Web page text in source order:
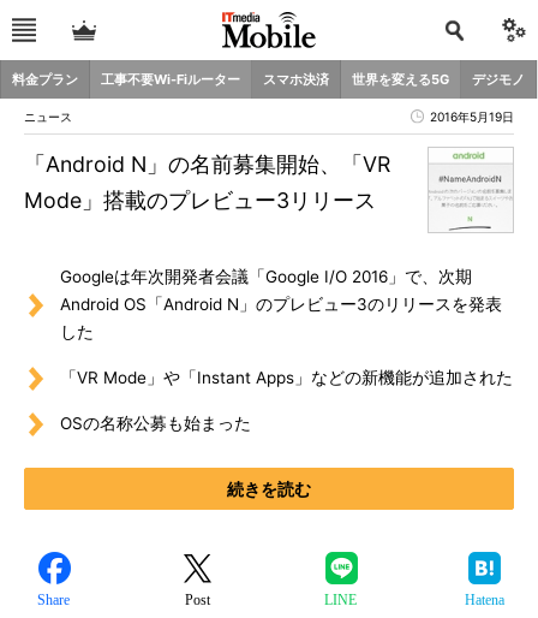
料金プラン 工事不要Wi-Fiルーター スマホ決済 世界を変える5G デジモノ
ニュース 2016年5月19日
「Android N」の名前募集開始、「VR
Mode」搭載のプレビュー3リリース
Googleは年次開発者会議「Google I/O 2016」で、次期
Android OS「Android N」のプレビュー3のリリースを発表
した
「VR Mode」や「Instant Apps」などの新機能が追加された
OSの名称公募も始まった
続きを読む
Share Post LINE Hatena